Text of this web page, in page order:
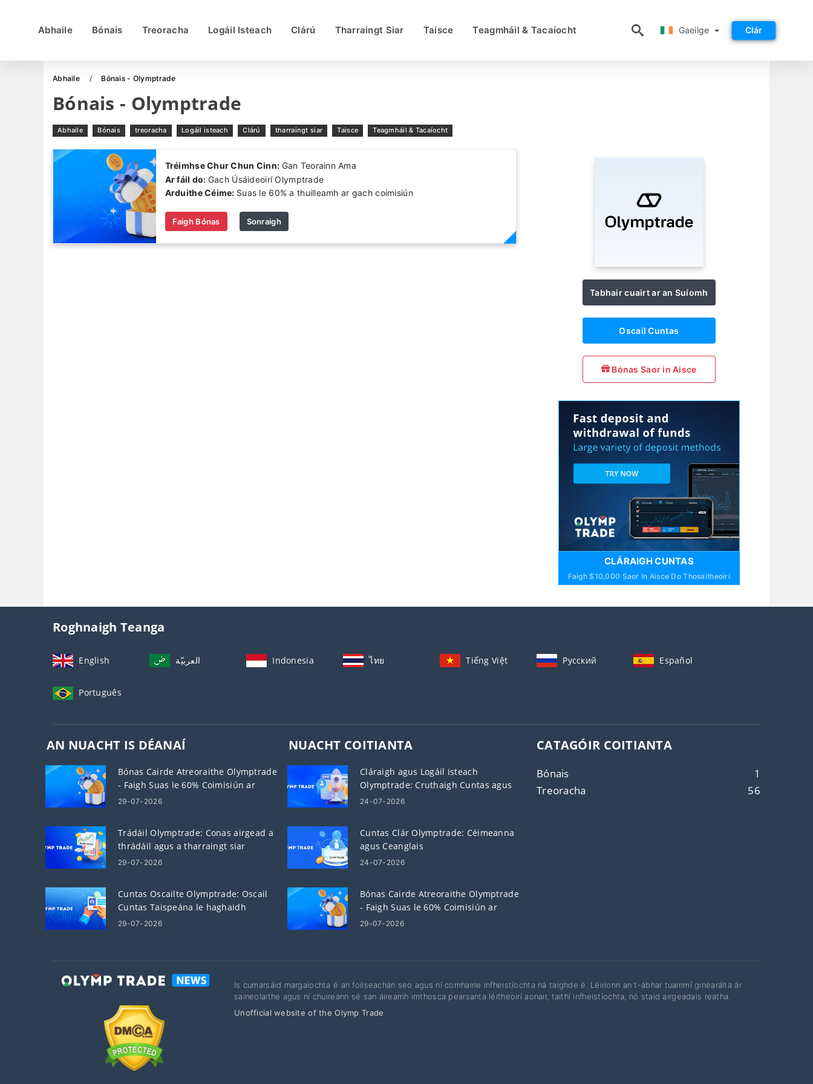
Abhaile Bónais Treoracha Logáil Isteach Clárú Tharraingt Siar Taisce Teagmháil & Tacaíocht Gaeilge Clár
Abhaile Bónais - Olymptrade
Bónais - Olymptrade
Abhaile Bónais treoracha Logáil isteach Clárú tharraingt siar Taisce Teagmháil & Tacaíocht
Tréimhse Chur Chun Cinn: Gan Teorainn Ama
Ar fáil do: Gach Úsáideoirí Olymptrade
Arduithe Céime: Suas le 60% a thuilleamh ar gach coimisiún
Faigh Bónas Sonraigh
Tabhair cuairt ar an Suíomh
Oscail Cuntas
Bónas Saor in Aisce
CLÁRAIGH CUNTAS
Faigh $10,000 Saor In Aisce Do Thosaitheoirí
Roghnaigh Teanga
English العربيّة Indonesia ไทย Tiếng Việt Русский Español
Português
AN NUACHT IS DÉANAÍ
Bónas Cairde Atreoraithe Olymptrade
- Faigh Suas le 60% Coimisiún ar
Atreoruithe
29-07-2026
Trádáil Olymptrade: Conas airgead a
thrádáil agus a tharraingt siar
29-07-2026
Cuntas Oscailte Olymptrade: Oscail
Cuntas Taispeána le haghaidh
Trádála Cleachtais
29-07-2026
NUACHT COITIANTA
Cláraigh agus Logáil isteach
Olymptrade: Cruthaigh Cuntas agus
Faigh Rochtain air
24-07-2026
Cuntas Clár Olymptrade: Céimeanna
agus Ceanglais
24-07-2026
Bónas Cairde Atreoraithe Olymptrade
- Faigh Suas le 60% Coimisiún ar
Atreoruithe
29-07-2026
CATAGÓIR COITIANTA
Bónais
1
Treoracha
56
Is cumarsáid margaíochta é an foilseachán seo agus ní comhairle infheistíochta ná taighde é. Léiríonn an t-ábhar tuairimí ginearálta ár
saineolaithe agus ní chuireann sé san áireamh imthosca pearsanta léitheoirí aonair, taithí infheistíochta, nó staid airgeadais reatha.
Unofficial website of the Olymp Trade